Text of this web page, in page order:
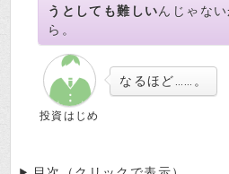
うとしても難しいんじゃない
ら。
投資はじめ
なるほど……。